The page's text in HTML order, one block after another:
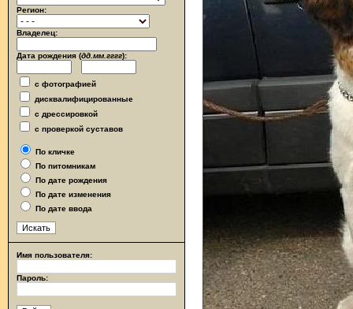
Регион:
Владелец:
Дата рождения (дд.мм.гггг):
с фотографией
дисквалифицированные
с дрессировкой
с проверкой суставов
По кличке
По питомникам
По дате рождения
По дате изменения
По дате ввода
Имя пользователя:
Пароль: